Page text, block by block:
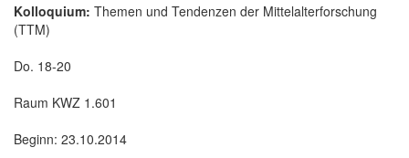
Kolloquium: Themen und Tendenzen der Mittelalterforschung
(TTM)
Do. 18-20
Raum KWZ 1.601
Beginn: 23.10.2014